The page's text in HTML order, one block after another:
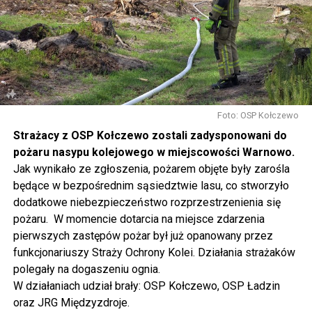
pofilcować, nauczyć się makramowych splotów, napisać
dyktando, wziąć udział w warsztatach fotograficznych i
ekologicznych, namalować obraz, zrobić grafitti czy
stworzyć pachnącą sojową świeczkę.
Gwiazdą wieczoru będzie Magda Anioł, której koncert
W sobotę o godz. 15 wspólnie na nowo odkryjemy Wolin
odbywając podróż w czasie za sprawą Centrum Słowian i
Wikingów lub zwiedzając miasto z przewodnikiem (start
spod biblioteki). O godzinie 19.00 w kolegiacie
wysłuchamy organowego koncertu w wykonaniu
państwa Witkowskich.
Wyjątkowym wydarzeniem będzie koncert w wykonaniu
Kawuś Music Project, podczas którego wysłuchamy
polskich przebojów w jazzowej aranżacji (godz. 20.00
przed biblioteką). Podczas koncertu zaplanowaliśmy dla
Foto: OSP Kołczewo
Strażacy z OSP Kołczewo zostali zadysponowani do
pożaru nasypu kolejowego w miejscowości Warnowo.
Jak wynikało ze zgłoszenia, pożarem objęte były zarośla
będące w bezpośrednim sąsiedztwie lasu, co stworzyło
dodatkowe niebezpieczeństwo rozprzestrzenienia się
pożaru. W momencie dotarcia na miejsce zdarzenia
pierwszych zastępów pożar był już opanowany przez
funkcjonariuszy Straży Ochrony Kolei. Działania strażaków
polegały na dogaszeniu ognia.
W działaniach udział brały: OSP Kołczewo, OSP Ładzin
oraz JRG Międzyzdroje.